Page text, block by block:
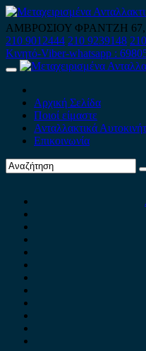
Skip
to
content
ΑΜΒΡΟΣΙΟΥ ΦΡΑΝΤΖΗ
210 9012444 210 9239148
Κινητό-Viber-whatsapp :
Primary
Αρχική Σελίδα
Ποιοί είμαστε
Ανταλλακτικά
Επικοινωνία